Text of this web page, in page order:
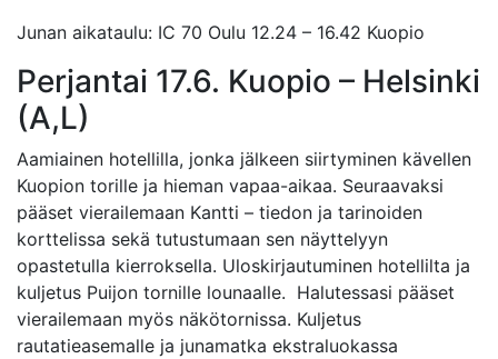
Junan aikataulu: IC 70 Oulu 12.24 – 16.42 Kuopio
Perjantai 17.6. Kuopio – Helsinki
(A,L)
Aamiainen hotellilla, jonka jälkeen siirtyminen kävellen
Kuopion torille ja hieman vapaa-aikaa. Seuraavaksi
pääset vierailemaan Kantti – tiedon ja tarinoiden
korttelissa sekä tutustumaan sen näyttelyyn
opastetulla kierroksella. Uloskirjautuminen hotellilta ja
kuljetus Puijon tornille lounaalle. Halutessasi pääset
vierailemaan myös näkötornissa. Kuljetus
rautatieasemalle ja junamatka ekstraluokassa